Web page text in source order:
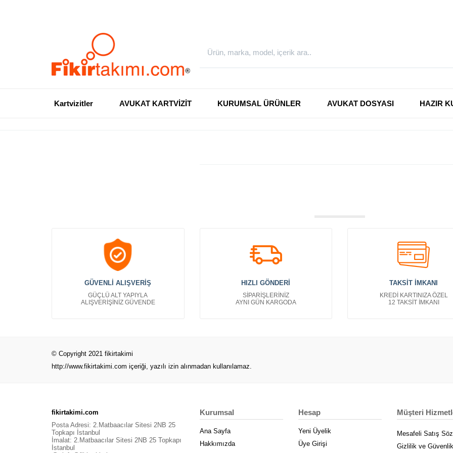
Kartvizitler AVUKAT KARTVİZİT KURUMSAL ÜRÜNLER AVUKAT DOSYASI HAZIR
GÜVENLİ ALIŞVERİŞ
GÜÇLÜ ALT YAPIYLA
ALIŞVERİŞİNİZ GÜVENDE
HIZLI GÖNDERİ
SİPARİŞLERİNİZ
AYNI GÜN KARGODA
TAKSİT İMKANI
KREDİ KARTINIZA ÖZEL
12 TAKSİT İMKANI
© Copyright 2021 fikirtakimi
http://www.fikirtakimi.com içeriği, yazılı izin alınmadan kullanılamaz.
fikirtakimi.com
Posta Adresi: 2.Matbaacılar Sitesi 2NB 25
Topkapı İstanbul
İmalat: 2.Matbaacılar Sitesi 2NB 25 Topkapı
İstanbul
Kurumsal
Ana Sayfa
Hakkımızda
Hesap
Yeni Üyelik
Üye Girişi
Müşteri
Mesafeli Satış
Gizlilik ve Güvenlik